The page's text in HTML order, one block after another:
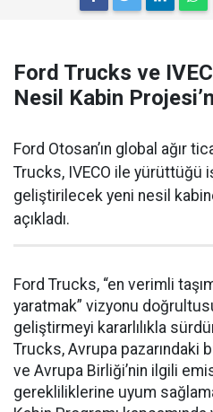
Ford Trucks ve
Nesil Kabin
Ford Otosan’ın global ağır
Trucks, IVECO ile yürüttüğü
geliştirilecek yeni nesil kabine
açıkladı.
Ford Trucks, “en verimli
yaratmak” vizyonu
geliştirmeyi kararlılıkla
Trucks, Avrupa pazarındaki
ve Avrupa Birliği’nin ilgili
gerekliliklerine uyum